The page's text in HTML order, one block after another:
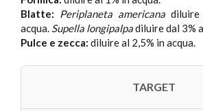
Blatte: Periplaneta americana
acqua. Supella longipalpadiluire dal 3%
Pulce e zecca: diluire al 2,5% in acqua.
TARGET